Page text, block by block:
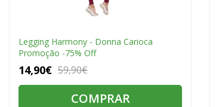
Legging Harmony - Donna Carioca
Promoção -75% Off
14,90€ 59,90€
COMPRAR